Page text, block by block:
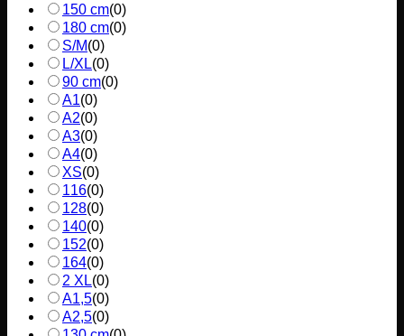
150 cm(0)
180 cm(0)
S/M(0)
L/XL(0)
90 cm(0)
A1(0)
A2(0)
A3(0)
A4(0)
XS(0)
116(0)
128(0)
140(0)
152(0)
164(0)
2 XL(0)
A1,5(0)
A2,5(0)